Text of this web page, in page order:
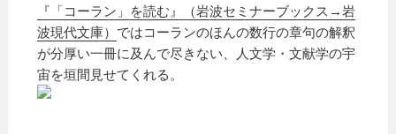
『「コーラン」を読む』（岩波セミナーブックス→岩
波現代文庫） ではコーランのほんの数行の章句の解釈
が分厚い一冊に及んで尽きない、人文学・文献学の宇
宙を垣間見せてくれる。